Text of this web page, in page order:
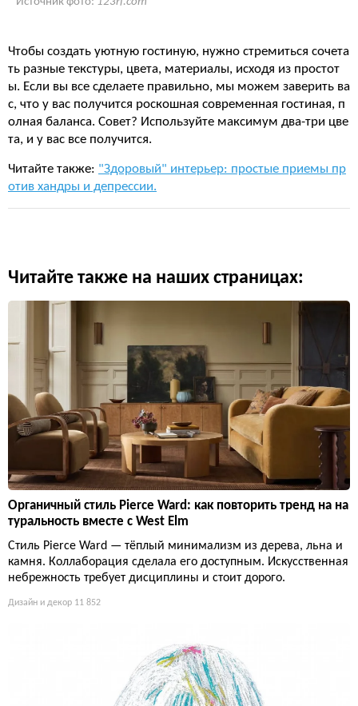
Чтобы создать уютную гостиную, нужно стремиться сочета
ть разные текстуры, цвета, материалы, исходя из простот
ы. Если вы все сделаете правильно, мы можем заверить ва
с, что у вас получится роскошная современная гостиная, п
олная баланса. Совет? Используйте максимум два-три цве
та, и у вас все получится.
Читайте также: "Здоровый" интерьер: простые приемы пр
отив хандры и депрессии.
Читайте также на наших страницах:
Органичный стиль Pierce Ward: как повторить тренд на на
туральность вместе с West Elm
Стиль Pierce Ward — тёплый минимализм из дерева, льна и
камня. Коллаборация сделала его доступным. Искусственная
небрежность требует дисциплины и стоит дорого.
Дизайн и декор 11 852